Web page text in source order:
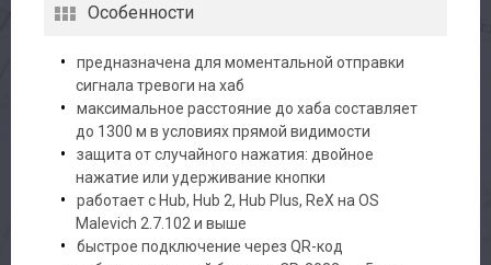
Авторизация
Каталог
Производители
Особенности
предназначена для моментальной отправки
сигнала тревоги на хаб
максимальное расстояние до хаба составляет
до 1300 м в условиях прямой видимости
защита от случайного нажатия: двойное
нажатие или удерживание кнопки
работает с Hub, Hub 2, Hub Plus, ReX на OS
Malevich 2.7.102 и выше
быстрое подключение через QR-код